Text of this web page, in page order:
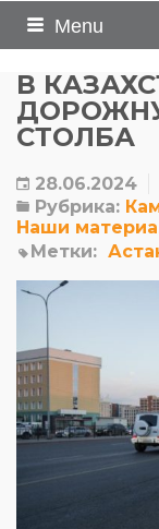
Menu
В
СТОЛБА
28.06.2024
Рубрика:
Наши
Метки: